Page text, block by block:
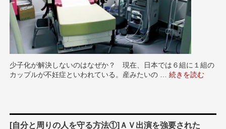
少子化が解決しないのはなぜか？ 現在、日本では６組に１組の
カップルが不妊症といわれている。産みたいの …“[不妊治療]「あ
続きを読む
[自分と周りの人を守る方法①]ＡＶ出演を強要された